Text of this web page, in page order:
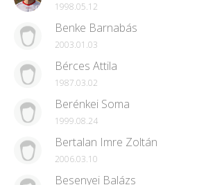
1998.05.12
Benke Barnabás
2003.01.03
Bérces Attila
1987.03.02
Berénkei Soma
1999.08.24
Bertalan Imre Zoltán
2006.03.10
Besenyei Balázs